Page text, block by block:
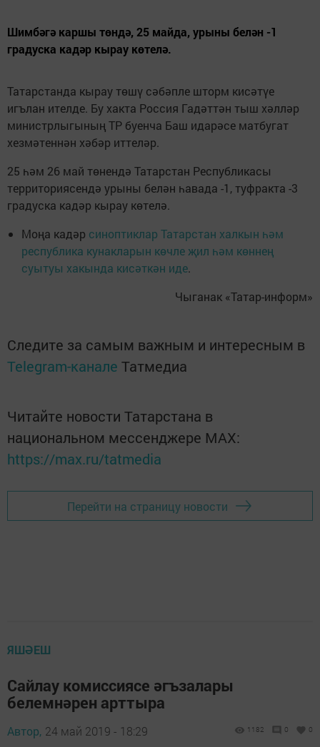
Шимбәгә каршы төндә, 25 майда, урыны белән -1
градуска кадәр кырау көтелә.
Татарстанда кырау төшү сәбәпле шторм кисәтүе
игълан ителде. Бу хакта Россия Гадәттән тыш хәлләр
министрлыгының ТР буенча Баш идарәсе матбугат
хезмәтеннән хәбәр иттеләр.
25 һәм 26 май төнендә Татарстан Республикасы
территориясендә урыны белән һавада -1, туфракта -3
градуска кадәр кырау көтелә.
Моңа кадәр синоптиклар Татарстан халкын һәм
республика кунакларын көчле җил һәм көннең
суытуы хакында кисәткән иде.
Чыганак «Татар-информ»
Следите за самым важным и интересным в
Telegram-канале Татмедиа
Читайте новости Татарстана в
национальном мессенджере MАХ:
https://max.ru/tatmedia
Перейти на страницу новости
ЯШӘЕШ
Сайлау комиссиясе әгъзалары
белемнәрен арттыра
Автор, 24 май 2019 - 18:29 1182 0 0